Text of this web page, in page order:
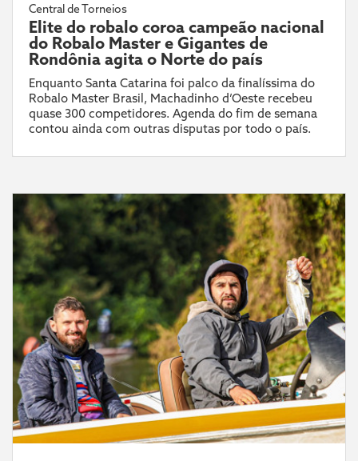
Central de Torneios
Elite do robalo coroa campeão nacional
do Robalo Master e Gigantes de
Rondônia agita o Norte do país
Enquanto Santa Catarina foi palco da finalíssima do
Robalo Master Brasil, Machadinho d’Oeste recebeu
quase 300 competidores. Agenda do fim de semana
contou ainda com outras disputas por todo o país.